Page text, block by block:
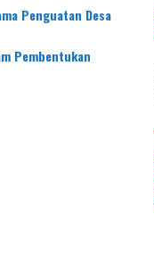
Penguatan Desa
Pembentukan